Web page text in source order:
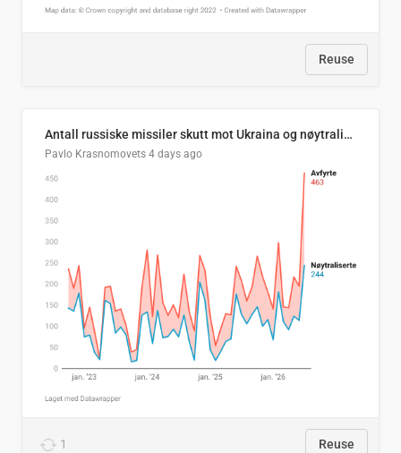
Reuse
Antall russiske missiler skutt mot Ukraina og nøytralisert, per måned
Pavlo Krasnomovets 4 days ago
1 Reuse